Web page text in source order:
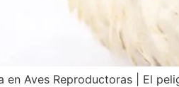
en Aves Reproductoras | El